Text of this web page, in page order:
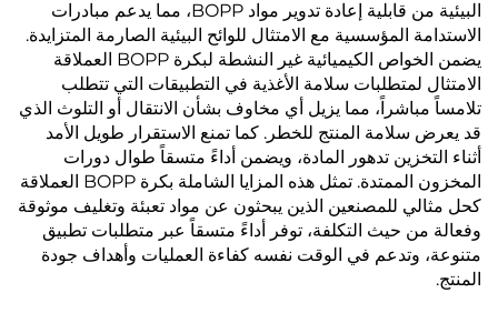
البيئية من قابلية إعادة تدوير مواد BOPP، مما يدعم مبادرات
الاستدامة المؤسسية مع الامتثال للوائح البيئية الصارمة المتزايدة.
يضمن الخواص الكيميائية غير النشطة لبكرة BOPP العملاقة
الامتثال لمتطلبات سلامة الأغذية في التطبيقات التي تتطلب
تلامساً مباشراً، مما يزيل أي مخاوف بشأن الانتقال أو التلوث الذي
قد يعرض سلامة المنتج للخطر. كما تمنع الاستقرار طويل الأمد
أثناء التخزين تدهور المادة، ويضمن أداءً متسقاً طوال دورات
المخزون الممتدة. تمثل هذه المزايا الشاملة بكرة BOPP العملاقة
كحل مثالي للمصنعين الذين يبحثون عن مواد تعبئة وتغليف موثوقة
وفعالة من حيث التكلفة، توفر أداءً متسقاً عبر متطلبات تطبيق
متنوعة، وتدعم في الوقت نفسه كفاءة العمليات وأهداف جودة
المنتج.